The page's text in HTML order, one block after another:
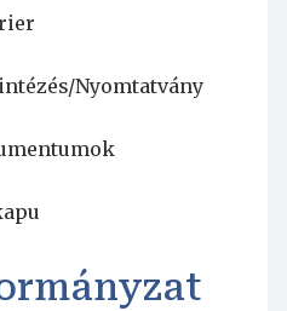
Nyomtatvány